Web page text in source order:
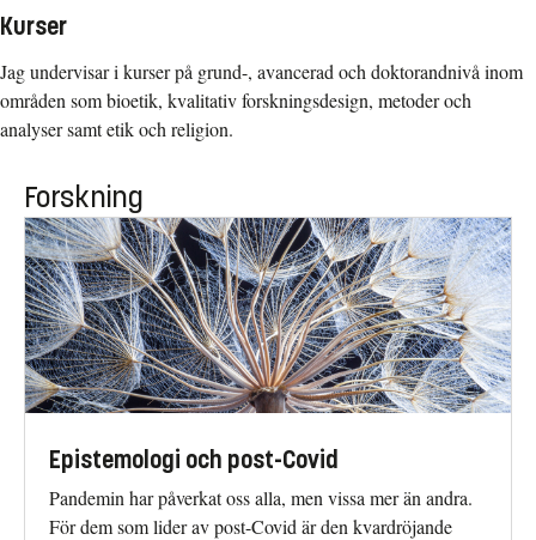
Kurser
Jag undervisar i kurser på grund-, avancerad och doktorandnivå inom
områden som bioetik, kvalitativ forskningsdesign, metoder och
analyser samt etik och religion.
Forskning
Epistemologi och post-Covid
Pandemin har påverkat oss alla, men vissa mer än andra.
För dem som lider av post-Covid är den kvardröjande